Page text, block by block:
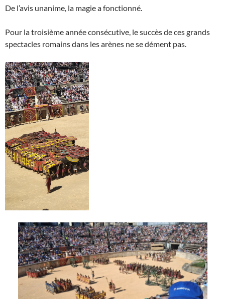
De l’avis unanime, la magie a fonctionné.
Pour la troisième année consécutive, le succès de ces grands
spectacles romains dans les arènes ne se dément pas.